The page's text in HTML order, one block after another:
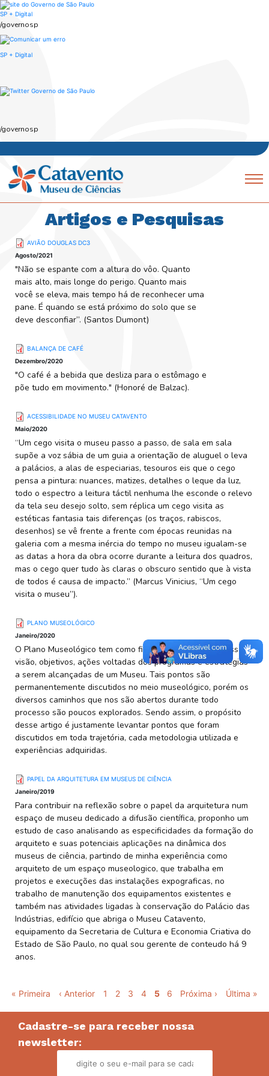
Skip
to
main
SP + Digital
/governosp
SP + Digital
/governosp
Navegação
principal
Mobile
Artigos e Pesquisas
AVIÃO DOUGLAS DC3
Agosto/2021
"Não se espante com a altura do vôo. Quanto
mais alto, mais longe do perigo. Quanto mais
você se eleva, mais tempo há de reconhecer uma
pane. É quando se está próximo do solo que se
deve desconfiar”. (Santos Dumont)
BALANÇA DE CAFÉ
Dezembro/2020
"O café é a bebida que desliza para o estômago e
põe tudo em movimento." (Honoré de Balzac).
ACESSIBILIDADE NO MUSEU CATAVENTO
Maio/2020
“Um cego visita o museu passo a passo, de sala em sala
supõe a voz sábia de um guia a orientação de aluguel o leva
a palácios, a alas de especiarias, tesouros eis que o cego
pensa a pintura: nuances, matizes, detalhes o leque da luz,
todo o espectro a leitura táctil nenhuma lhe esconde o relevo
da tela seu desejo solto, sem réplica um cego visita as
estéticas fantasia tais diferenças (os traços, rabiscos,
desenhos) se vê frente a frente com épocas reunidas na
galeria com a mesma inércia do tempo no museu igualam-se
as datas a hora da obra ocorre durante a leitura dos quadros,
mas o cego quer tudo às claras o obscuro sentido que à vista
de todos é causa de impacto.” (Marcus Vinicius, “Um cego
visita o museu”).
PLANO MUSEOLÓGICO
Janeiro/2020
O Plano Museológico tem como finalidade espelhar a missão,
visão, objetivos, ações voltadas dos programas e estratégias
a serem alcançadas de um Museu. Tais pontos são
permanentemente discutidos no meio museológico, porém os
diversos caminhos que nos são abertos durante todo
processo são poucos explorados. Sendo assim, o propósito
desse artigo é justamente levantar pontos que foram
discutidos em toda trajetória, cada metodologia utilizada e
experiências adquiridas.
PAPEL DA ARQUITETURA EM MUSEUS DE CIÊNCIA
Janeiro/2019
Para contribuir na reflexão sobre o papel da arquitetura num
espaço de museu dedicado a difusão científica, proponho um
estudo de caso analisando as especificidades da formação do
arquiteto e suas potenciais aplicações na dinâmica dos
museus de ciência, partindo de minha experiência como
arquiteto de um espaço museologico, que trabalha em
projetos e execuções das instalações expograficas, no
trabalho de manutenção dos equipamentos existentes e
também nas atividades ligadas à conservação do Palácio das
Indústrias, edifício que abriga o Museu Catavento,
equipamento da Secretaria de Cultura e Economia Criativa do
Estado de São Paulo, no qual sou gerente de conteudo há 9
anos.
Pagination
First
« Primeira
Previous
‹ Anterior Página
1 Página
2 Página
3 Página
4
Página
5 Página
6
Next
Próxima ›
Last
Última »
Cadastre-se para receber nossa
newsletter: